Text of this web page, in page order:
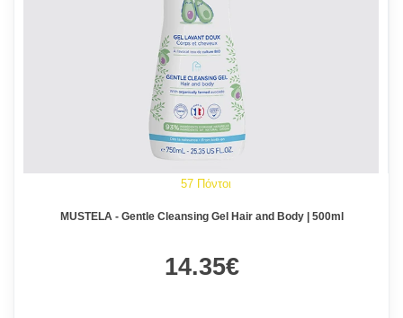
57 Πόντοι
MUSTELA - Gentle Cleansing Gel Hair and Body | 500ml
14.35€